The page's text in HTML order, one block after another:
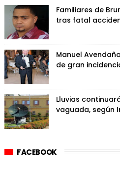
Familiares de
tras fatal
Manuel
de gran
Lluvias
vaguada, según
FACEBOOK